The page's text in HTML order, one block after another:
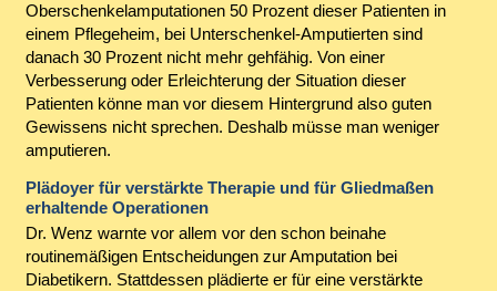
Oberschenkelamputationen 50 Prozent dieser Patienten in
einem Pflegeheim, bei Unterschenkel-Amputierten sind
danach 30 Prozent nicht mehr gehfähig. Von einer
Verbesserung oder Erleichterung der Situation dieser
Patienten könne man vor diesem Hintergrund also guten
Gewissens nicht sprechen. Deshalb müsse man weniger
amputieren.
Plädoyer für verstärkte Therapie und für Gliedmaßen
erhaltende Operationen
Dr. Wenz warnte vor allem vor den schon beinahe
routinemäßigen Entscheidungen zur Amputation bei
Diabetikern. Stattdessen plädierte er für eine verstärkte